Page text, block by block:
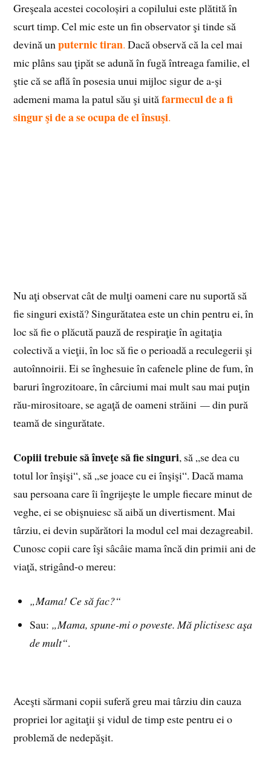
Greşeala acestei cocoloșiri a copilului este plătită în
scurt timp. Cel mic este un fin observator şi tinde să
devină unputernic tiran. Dacă observă că la cel mai
mic plâns sau ţipăt se adună în fugă întreaga familie, el
ştie că se află în posesia unui mijloc sigur de a-şi
ademeni mama la patul său şi uităfarmecul de a fi
singur şi de a se ocupa de el însuşi.
Nu aţi observat cât de mulţi oameni care nu suportă să
fie singuri există? Singurătatea este un chin pentru ei, în
loc să fie o plăcută pauză de respiraţie în agitaţia
colectivă a vieţii, în loc să fie o perioadă a reculegerii şi
autoînnoirii. Ei se înghesuie în cafenele pline de fum, în
baruri îngrozitoare, în cârciumi mai mult sau mai puţin
rău-mirositoare, se agaţă de oameni străini —din pură
teamă de singurătate.
Copiii trebuie să înveţe să fie singuri, să „se dea cu
totul lor înşişi“, să „se joace cu ei înşişi“. Dacă mama
sau persoana care îi îngrijeşte le umple fiecare minut de
veghe, ei se obişnuiesc să aibă un divertisment. Mai
târziu, ei devin supărători la modul cel mai dezagreabil.
Cunosc copii care îşi sâcâie mama încă din primii ani de
viaţă, strigând-o mereu:
„Mama! Ce să fac?“
Sau: „Mama, spune-mi o poveste. Mă plictisesc aşa
de mult“.
Aceşti sărmani copii suferă greu mai târziu din cauza
propriei lor agitaţii şi vidul de timp este pentru ei o
problemă de nedepăşit.